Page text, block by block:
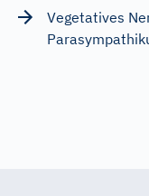
Vegetatives